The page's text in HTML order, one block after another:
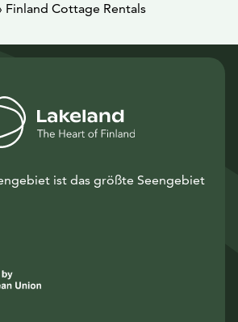
Finland Cottage Rentals
ist das größte Seengebiet